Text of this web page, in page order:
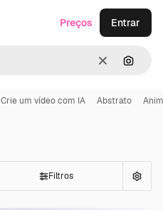
Limpar
Preços Entrar
Crie um vídeo com IA Abstrato
Filtros